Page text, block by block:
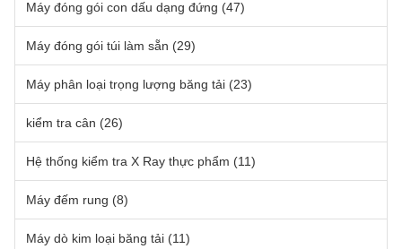
Máy đóng gói con dấu dạng đứng (47)
Máy đóng gói túi làm sẵn (29)
Máy phân loại trọng lượng băng tải (23)
kiểm tra cân (26)
Hệ thống kiểm tra X Ray thực phẩm (11)
Máy đếm rung (8)
Máy dò kim loại băng tải (11)